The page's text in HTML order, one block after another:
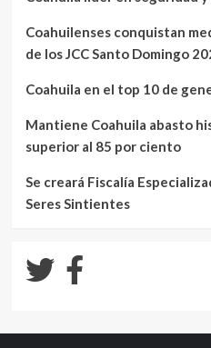
Coahuilenses conquistan
de los JCC Santo Domingo
Coahuila en el top 10 de
Mantiene Coahuila abasto
superior al 85 por ciento
Se creará Fiscalía
Seres Sintientes